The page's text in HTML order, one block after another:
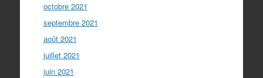
octobre 2021
septembre 2021
août 2021
juillet 2021
juin 2021